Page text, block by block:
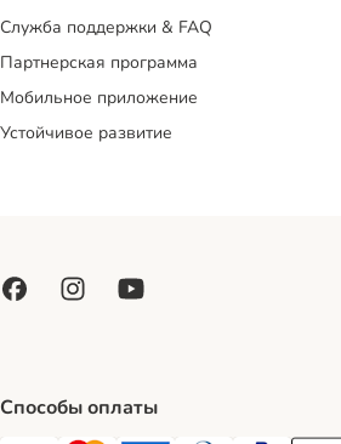
Служба поддержки & FAQ
Партнерская программа
Мобильное приложение
Устойчивое развитие
Способы оплаты